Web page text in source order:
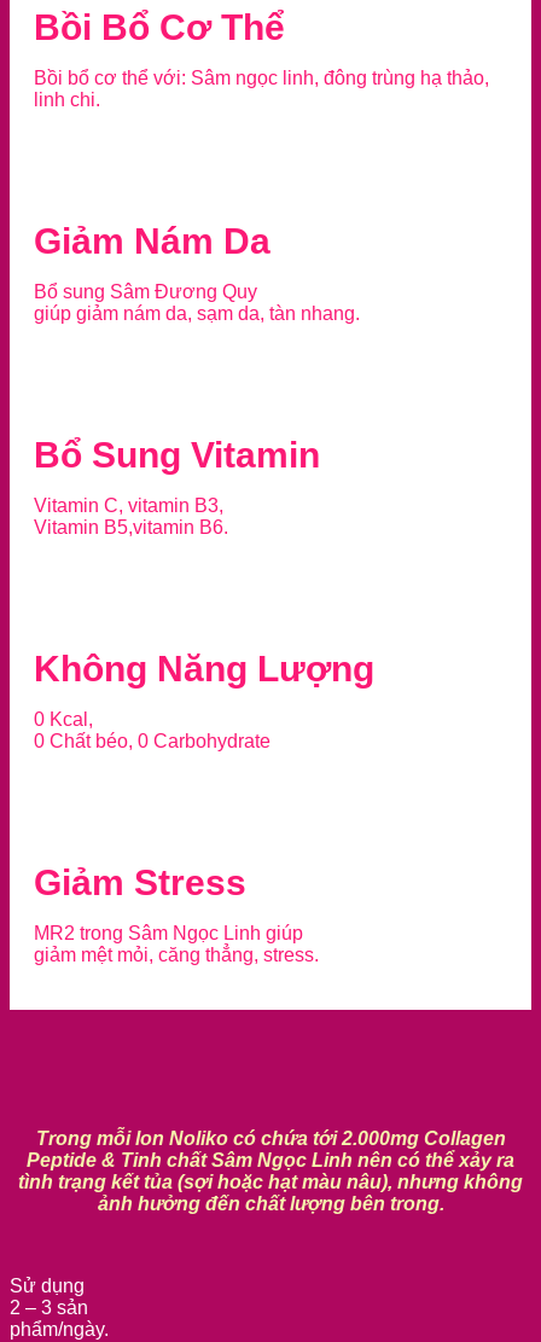
Bồi Bổ Cơ Thể
Bồi bổ cơ thể với: Sâm ngọc linh, đông trùng hạ thảo,
linh chi.
Giảm Nám Da
Bổ sung Sâm Đương Quy
giúp giảm nám da, sạm da, tàn nhang.
Bổ Sung Vitamin
Vitamin C, vitamin B3,
Vitamin B5,vitamin B6.
Không Năng Lượng
0 Kcal,
0 Chất béo, 0 Carbohydrate
Giảm Stress
MR2 trong Sâm Ngọc Linh giúp
giảm mệt mỏi, căng thẳng, stress.
Trong mỗi lon Noliko có chứa tới 2.000mg Collagen
Peptide & Tinh chất Sâm Ngọc Linh nên có thể xảy ra
tình trạng kết tủa (sợi hoặc hạt màu nâu), nhưng không
ảnh hưởng đến chất lượng bên trong.
Sử dụng
2 – 3 sản
phẩm/ngày.